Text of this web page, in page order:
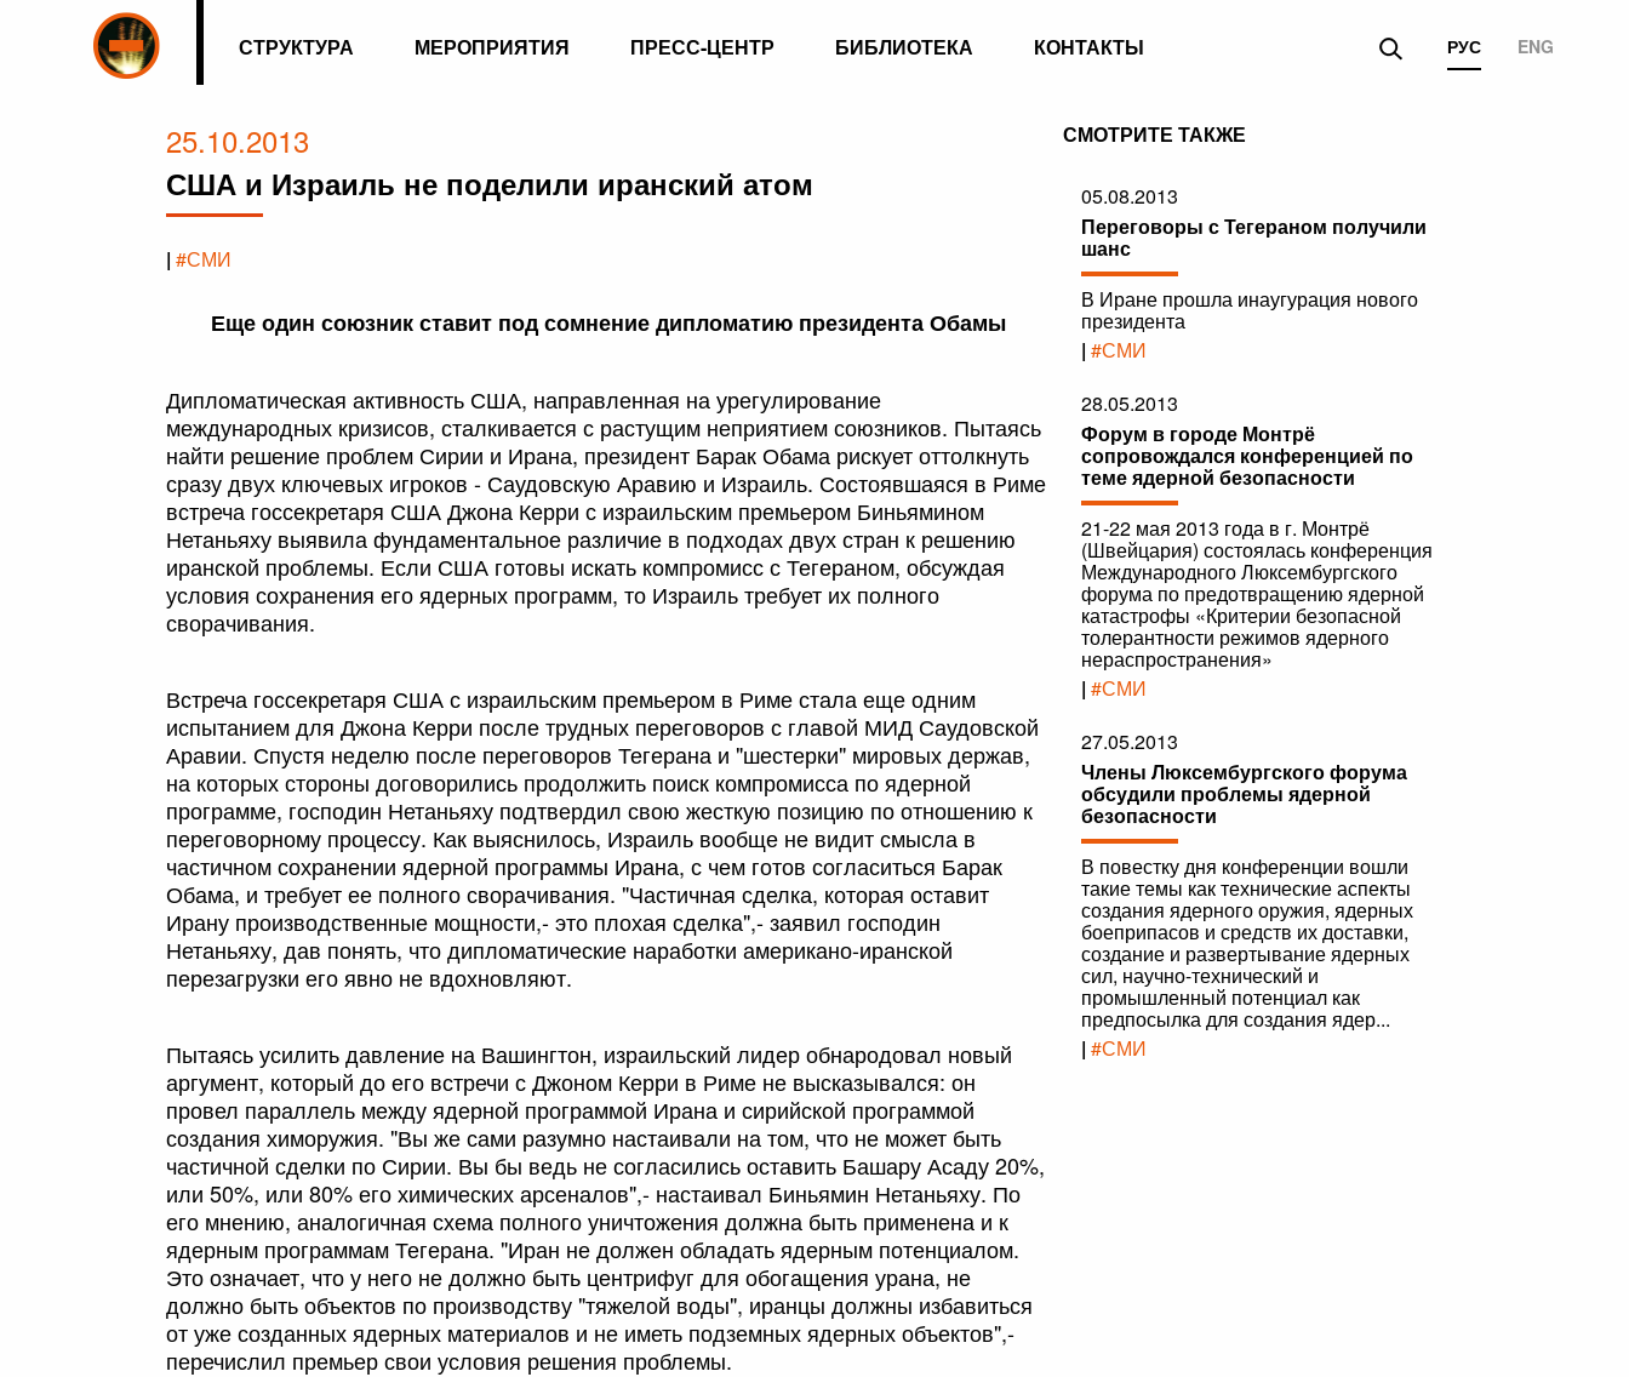
СТРУКТУРА МЕРОПРИЯТИЯ ПРЕСС-ЦЕНТР БИБЛИОТЕКА КОНТАКТЫ РУС ENG
25.10.2013
США и Израиль не поделили иранский атом
| #СМИ
Еще один союзник ставит под сомнение дипломатию президента Обамы
Дипломатическая активность США, направленная на урегулирование
международных кризисов, сталкивается с растущим неприятием союзников. Пытаясь
найти решение проблем Сирии и Ирана, президент Барак Обама рискует оттолкнуть
сразу двух ключевых игроков - Саудовскую Аравию и Израиль. Состоявшаяся в Риме
встреча госсекретаря США Джона Керри с израильским премьером Биньямином
Нетаньяху выявила фундаментальное различие в подходах двух стран к решению
иранской проблемы. Если США готовы искать компромисс с Тегераном, обсуждая
условия сохранения его ядерных программ, то Израиль требует их полного
сворачивания.
Встреча госсекретаря США с израильским премьером в Риме стала еще одним
испытанием для Джона Керри после трудных переговоров с главой МИД Саудовской
Аравии. Спустя неделю после переговоров Тегерана и "шестерки" мировых держав,
на которых стороны договорились продолжить поиск компромисса по ядерной
программе, господин Нетаньяху подтвердил свою жесткую позицию по отношению к
переговорному процессу. Как выяснилось, Израиль вообще не видит смысла в
частичном сохранении ядерной программы Ирана, с чем готов согласиться Барак
Обама, и требует ее полного сворачивания. "Частичная сделка, которая оставит
Ирану производственные мощности,- это плохая сделка",- заявил господин
Нетаньяху, дав понять, что дипломатические наработки американо-иранской
перезагрузки его явно не вдохновляют.
Пытаясь усилить давление на Вашингтон, израильский лидер обнародовал новый
аргумент, который до его встречи с Джоном Керри в Риме не высказывался: он
провел параллель между ядерной программой Ирана и сирийской программой
создания химоружия. "Вы же сами разумно настаивали на том, что не может быть
частичной сделки по Сирии. Вы бы ведь не согласились оставить Башару Асаду 20%,
или 50%, или 80% его химических арсеналов",- настаивал Биньямин Нетаньяху. По
его мнению, аналогичная схема полного уничтожения должна быть применена и к
ядерным программам Тегерана. "Иран не должен обладать ядерным потенциалом.
Это означает, что у него не должно быть центрифуг для обогащения урана, не
должно быть объектов по производству "тяжелой воды", иранцы должны избавиться
от уже созданных ядерных материалов и не иметь подземных ядерных объектов",-
перечислил премьер свои условия решения проблемы.
СМОТРИТЕ ТАКЖЕ
05.08.2013
Переговоры с Тегераном получили
шанс
В Иране прошла инаугурация нового
президента
| #СМИ
28.05.2013
Форум в городе Монтрё
сопровождался конференцией по
теме ядерной безопасности
21-22 мая 2013 года в г. Монтрё
(Швейцария) состоялась конференция
Международного Люксембургского
форума по предотвращению ядерной
катастрофы «Критерии безопасной
толерантности режимов ядерного
нераспространения»
| #СМИ
27.05.2013
Члены Люксембургского форума
обсудили проблемы ядерной
безопасности
В повестку дня конференции вошли
такие темы как технические аспекты
создания ядерного оружия, ядерных
боеприпасов и средств их доставки,
создание и развертывание ядерных
сил, научно-технический и
промышленный потенциал как
предпосылка для создания ядер...
| #СМИ